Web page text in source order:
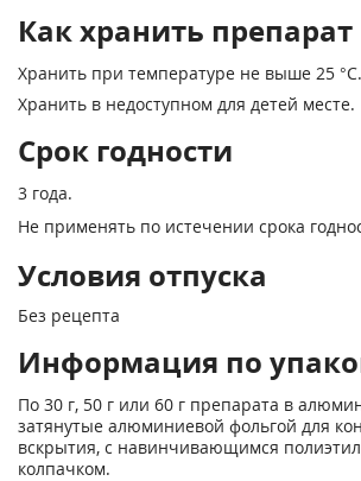
Как хранить препарат
Хранить при температуре не выше 25 °С.
Хранить в недоступном для детей месте.
Срок годности
3 года.
Не применять по истечении срока
Условия отпуска
Без рецепта
Информация по
По 30 г, 50 г или 60 г препарата в
затянутые алюминиевой фольгой для
вскрытия, с навинчивающимся
колпачком.